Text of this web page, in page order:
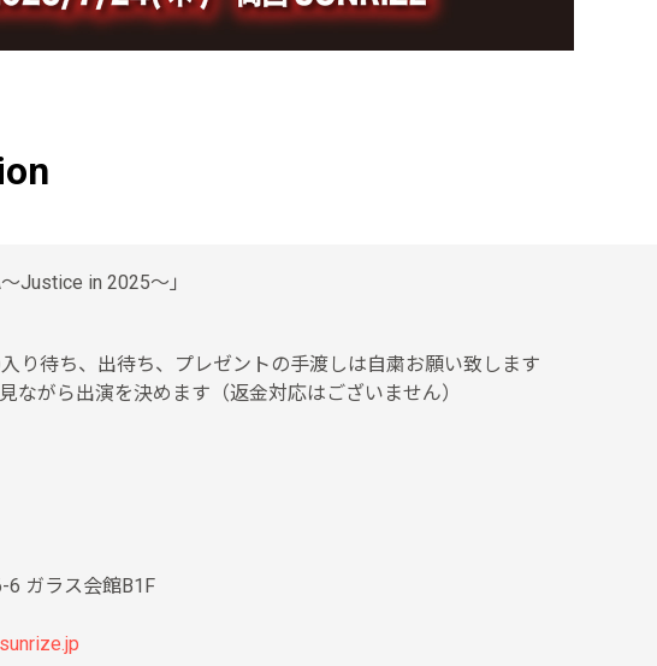
Justice in 2025〜」
り待ち、出待ち、プレゼントの手渡しは自粛お願い致します
ながら出演を決めます（返金対応はございません）
6 ガラス会館B1F